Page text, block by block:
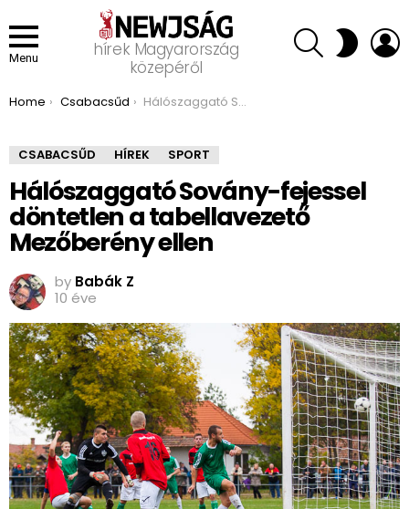
Menu
hírek Magyarország
közepéről
SEARCH SWITCH
SKIN
You are here:
Home Csabacsűd Hálószaggató Sovány-fejessel döntetlen a tabellavezető Mezőberény ellen
CSABACSŰD HÍREK SPORT
Hálószaggató Sovány-fejessel
döntetlen a tabellavezető
Mezőberény ellen
by Babák Z
10 éve